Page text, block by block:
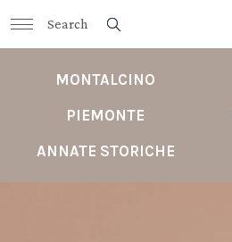
MONTALCINO
PIEMONTE
ANNATE STORICHE